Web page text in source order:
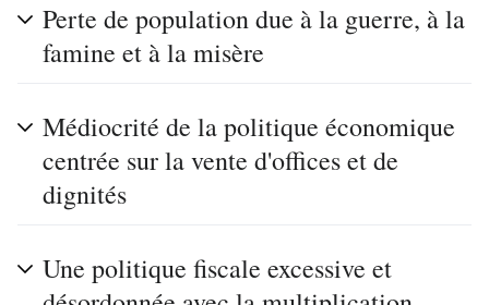
Perte de population due à la guerre, à la
famine et à la misère
Médiocrité de la politique économique
centrée sur la vente d'offices et de
dignités
Une politique fiscale excessive et